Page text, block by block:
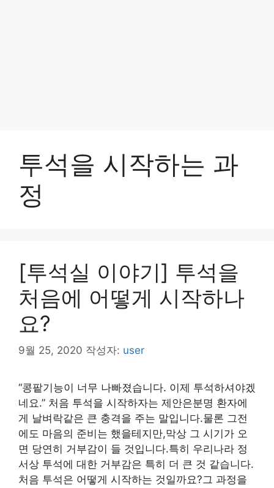
투석을 시작하는 과
정
[투석실 이야기] 투석을
처음에 어떻게 시작하나
요?
9월 25, 2020 작성자: user
“콩팥기능이 너무 나빠졌습니다. 이제 투석하셔야겠
네요.” 처음 투석을 시작하자는 제안은분명 환자에
게 날벼락같은 큰 충격을 주는 말입니다.물론 그전
에도 마음의 준비는 했을테지만,막상 그 시기가 오
면 당연히 거부감이 들 것입니다.특히 우리나라 정
서상 투석에 대한 거부감은 특히 더 큰 것 같습니다.
처음 투석은 어떻게 시작하는 것일까요?그 과정을